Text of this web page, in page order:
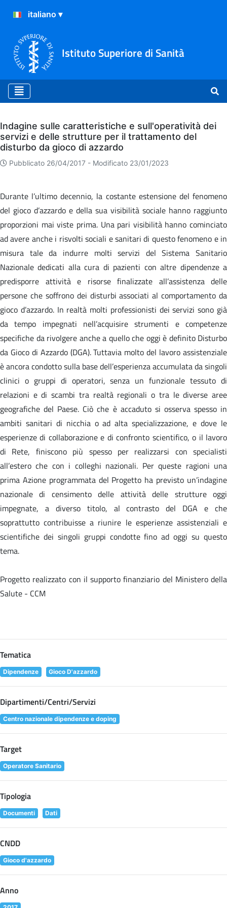
Istituto Superiore di Sanità
Archivio
Indagine sulle caratteristiche e sull'operatività dei
servizi e delle strutture per il trattamento del
disturbo da gioco di azzardo
Pubblicato 26/04/2017 - Modificato 23/01/2023
Durante l’ultimo decennio, la costante estensione del fenomeno
del gioco d’azzardo e della sua visibilità sociale hanno raggiunto
proporzioni mai viste prima. Una pari visibilità hanno cominciato
ad avere anche i risvolti sociali e sanitari di questo fenomeno e in
misura tale da indurre molti servizi del Sistema Sanitario
Nazionale dedicati alla cura di pazienti con altre dipendenze a
predisporre attività e risorse finalizzate all’assistenza delle
persone che soffrono dei disturbi associati al comportamento da
gioco d’azzardo. In realtà molti professionisti dei servizi sono già
da tempo impegnati nell’acquisire strumenti e competenze
specifiche da rivolgere anche a quello che oggi è definito Disturbo
da Gioco di Azzardo (DGA). Tuttavia molto del lavoro assistenziale
è ancora condotto sulla base dell’esperienza accumulata da singoli
clinici o gruppi di operatori, senza un funzionale tessuto di
relazioni e di scambi tra realtà regionali o tra le diverse aree
geografiche del Paese. Ciò che è accaduto si osserva spesso in
ambiti sanitari di nicchia o ad alta specializzazione, e dove le
esperienze di collaborazione e di confronto scientifico, o il lavoro
di Rete, finiscono più spesso per realizzarsi con specialisti
all’estero che con i colleghi nazionali. Per queste ragioni una
prima Azione programmata del Progetto ha previsto un’indagine
nazionale di censimento delle attività delle strutture oggi
impegnate, a diverso titolo, al contrasto del DGA e che
soprattutto contribuisse a riunire le esperienze assistenziali e
scientifiche dei singoli gruppi condotte fino ad oggi su questo
tema.
Progetto realizzato con il supporto finanziario del Ministero della
Salute - CCM
Tematica
Dipendenze Gioco D'azzardo
Dipartimenti/Centri/Servizi
Centro nazionale dipendenze e doping
Target
Operatore Sanitario
Tipologia
Documenti Dati
CNDD
Gioco d'azzardo
Anno